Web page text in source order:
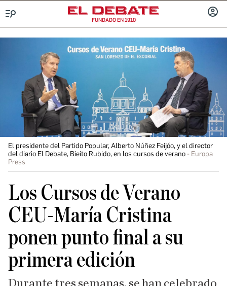
FUNDADO EN 1910
El presidente del Partido Popular, Alberto Núñez Feijóo, y el director
del diario El Debate, Bieito Rubido, en los cursos de verano
Europa
Press
Los Cursos de Verano
CEU-María Cristina
ponen punto final a su
primera edición
Durante tres semanas, se han celebrado